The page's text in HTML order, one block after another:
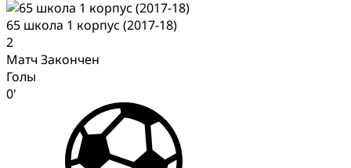
65 школа 1 корпус (2017-18)
2
Матч Закончен
Голы
0'